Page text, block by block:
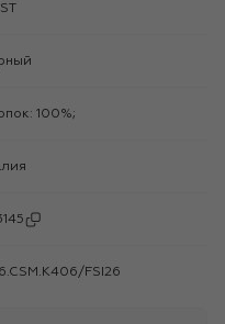
100%;
FSI26